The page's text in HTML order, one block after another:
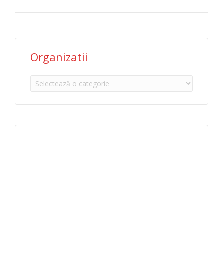
Organizatii
Organizatii